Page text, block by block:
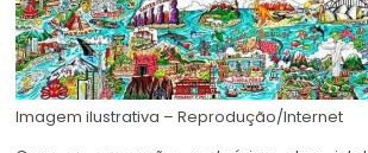
Imagem ilustrativa – Reprodução/Internet